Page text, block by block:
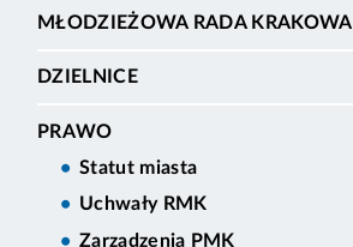
MŁODZIEŻOWA RADA KRAKOWA
DZIELNICE
PRAWO
Statut miasta
Uchwały RMK
Zarządzenia PMK